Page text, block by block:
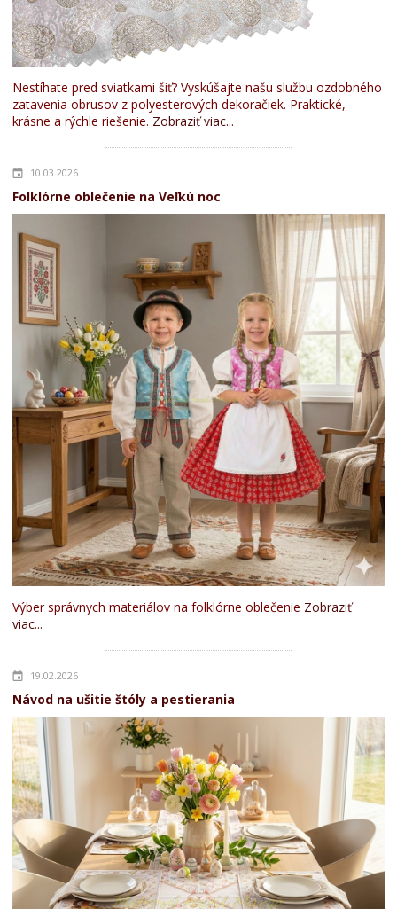
Nestíhate pred sviatkami šiť? Vyskúšajte našu službu ozdobného
zatavenia obrusov z polyesterových dekoračiek. Praktické,
krásne a rýchle riešenie. Zobraziť viac...
10.03.2026
Folklórne oblečenie na Veľkú noc
Výber správnych materiálov na folklórne oblečenie Zobraziť
viac...
19.02.2026
Návod na ušitie štóly a pestierania